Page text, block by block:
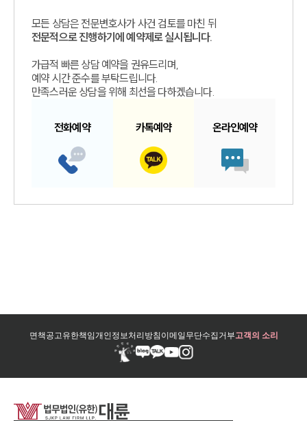
모든 상담은 전문변호사가 사건 검토를 마친 뒤
전문적으로 진행하기에 예약제로 실시됩니다.
가급적 빠른 상담 예약을 권유드리며,
예약 시간 준수를 부탁드립니다.
만족스러운 상담을 위해 최선을 다하겠습니다.
전화예약 카톡예약 온라인예약
면책공고유한책임개인정보처리방침이메일무단수집거부고객의 소리